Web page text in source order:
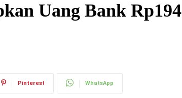
Uang Bank Rp194
Pinterest WhatsApp